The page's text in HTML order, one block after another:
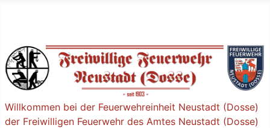
Willkommen bei der Feuerwehreinheit Neustadt (Dosse)
der Freiwilligen Feuerwehr des Amtes Neustadt (Dosse)